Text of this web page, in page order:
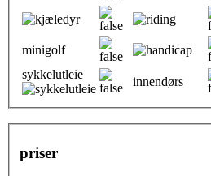
minigolf
sykkelutleie
innendørs
priser